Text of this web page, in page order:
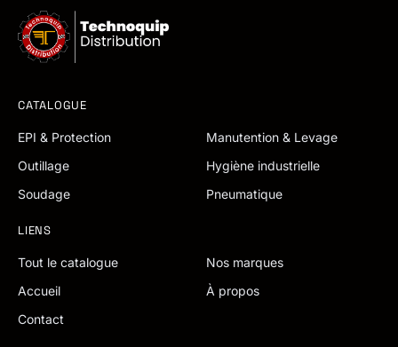
CATALOGUE
EPI & Protection
Manutention & Levage
Outillage
Hygiène industrielle
Soudage
Pneumatique
LIENS
Tout le catalogue
Nos marques
Accueil
À propos
Contact